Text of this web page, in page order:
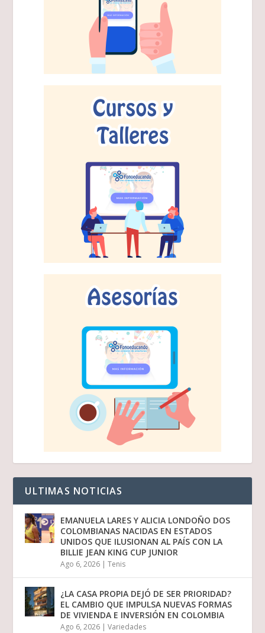
ULTIMAS NOTICIAS
EMANUELA LARES Y ALICIA LONDOÑO DOS
COLOMBIANAS NACIDAS EN ESTADOS
UNIDOS QUE ILUSIONAN AL PAÍS CON LA
BILLIE JEAN KING CUP JUNIOR
Ago 6, 2026 |Tenis
¿LA CASA PROPIA DEJÓ DE SER PRIORIDAD?
EL CAMBIO QUE IMPULSA NUEVAS FORMAS
DE VIVIENDA E INVERSIÓN EN COLOMBIA
Ago 6, 2026 |Variedades